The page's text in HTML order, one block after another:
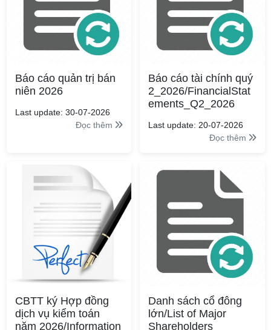
Báo cáo quản trị bán
niên 2026
Last update: 30-07-2026
Đọc thêm
Báo cáo tài chính quý
2_2026/FinancialStat
ements_Q2_2026
Last update: 20-07-2026
Đọc thêm
CBTT ký Hợp đồng
dịch vụ kiểm toán
năm 2026/Information
Danh sách cổ đông
lớn/List of Major
Shareholders